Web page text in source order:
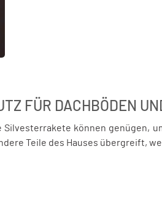
FÜR DACHBÖDEN
können genügen,
Teile des Hauses übergreift,